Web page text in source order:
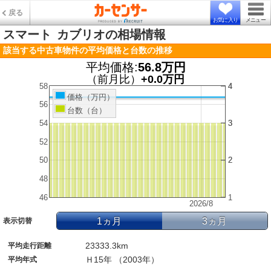
戻る
お気に入り メニュー
スマート カブリオの相場情報
該当する中古車物件の平均価格と台数の推移
平均価格:56.8万円
（前月比） +0.0万円
2026/8
46
48
50
52
54
56
58
1
2
2
3
3
4
4
価格（万円）
台数（台）
表示切替 1ヵ月 3ヵ月
平均走行距離 23333.3km
平均年式 Ｈ15年 （2003年）